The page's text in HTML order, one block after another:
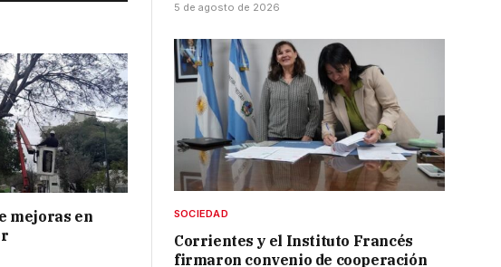
mejoras en
5 de agosto de 2026
SOCIEDAD
Corrientes y el Instituto Francés
firmaron convenio de cooperación